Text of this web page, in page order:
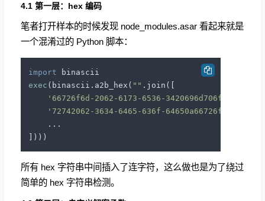
4.1 第一层：hex 编码
笔者打开样本的时候发现 node_modules.asar 看起来就是
一个混淆过的 Python 脚本：
import
exec(binascii.a2b_hex( "" .join([
'66726f6d-2062-6173-6536-3420696d706f'
'72742062-3634-6465-636f-64650a66726f'
    ...
所有 hex 字符串中间插入了连字符，这么做也是为了绕过
简单的 hex 字符串检测。